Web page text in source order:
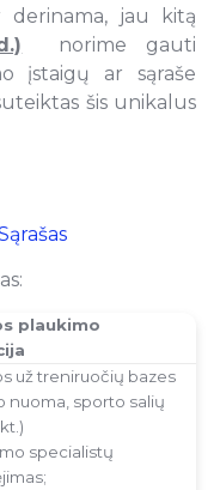
jau kitą
norime gauti
įstaigų ar sąraše
šis unikalus
plaukimo
už treniruočių bazes
nuoma, sporto salių
specialistų